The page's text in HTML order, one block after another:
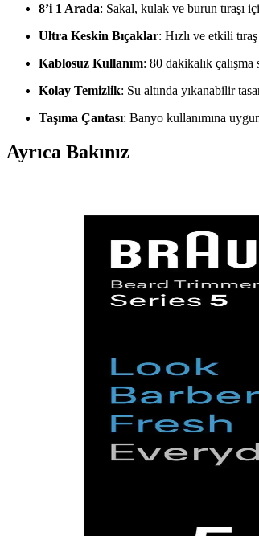
8’i 1 Arada: Sakal, kulak ve burun tıraşı
Ultra Keskin Bıçaklar: Hızlı ve etkili
Kablosuz Kullanım: 80 dakikalık
Kolay Temizlik: Su altında yıkanabilir
Taşıma Çantası: Banyo kullanımına
Ayrıca Bakınız
Philips Mg5940/15 ve Mg5950/15 erkek bakım
Braun Vücut Groomerları ile Erkek
Braun'un erkek vücut groomerları, çeşitli
2025'te Erkek Bakımında Devrim:
Braun Series 7 MGK7470, çok fonksiyonlu ve
2025'te Erkek Vücut Bakımında
2025'in en yenilikçi vücut bakım cihazı Braun
Philips BT3206 Erkek Bakım
Philips BT3206, uzun pil ömrü, suya
Philips Erkek Bakım Setleri: Çok